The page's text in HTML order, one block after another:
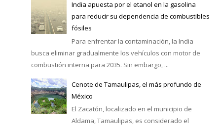
India apuesta por el etanol en la gasolina
para reducir su dependencia de combustibles
fósiles
Para enfrentar la contaminación, la India
busca eliminar gradualmente los vehículos con motor de
combustión interna para 2035. Sin embargo, ...
Cenote de Tamaulipas, el más profundo de
México
El Zacatón, localizado en el municipio de
Aldama, Tamaulipas, es considerado el